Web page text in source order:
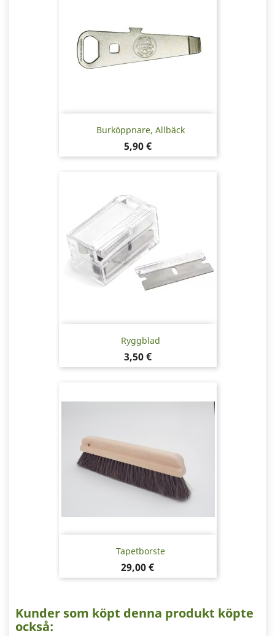
Burköppnare, Allbäck
Pris
5,90 €
Ryggblad
Pris
3,50 €
Tapetborste
Pris
29,00 €
Kunder som köpt denna produkt köpte
också: